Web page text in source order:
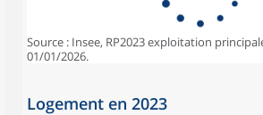
Source : Insee, RP2023 exploitation
01/01/2026.
Logement en 2023